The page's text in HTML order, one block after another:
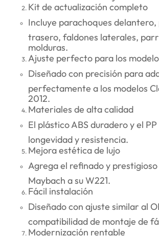
Kit de actualización completo
Incluye parachoques
trasero, faldones laterales,
molduras.
Ajuste perfecto para los
Diseñado con precisión para
perfectamente a los modelos
2012.
Materiales de alta calidad
El plástico ABS duradero y el
longevidad y resistencia.
Mejora estética de lujo
Agrega el refinado y
Maybach a su W221.
Fácil instalación
Diseñado con ajuste similar al
compatibilidad de montaje de
Modernización rentable